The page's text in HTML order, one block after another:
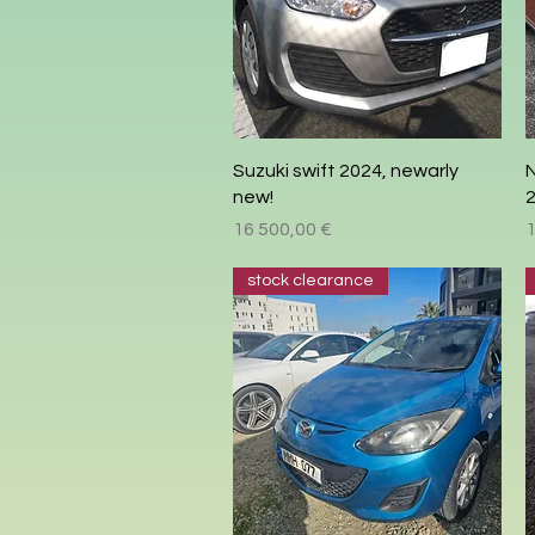
Быстрый просмотр
Suzuki swift 2024, newarly
new!
Цена
16 500,00 €
stock clearance